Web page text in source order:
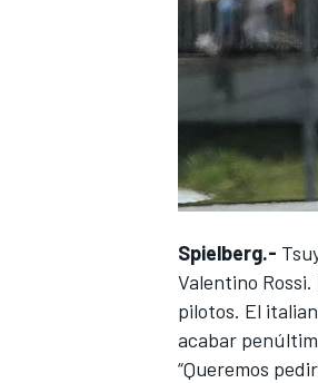
Spielberg.-
Valentino
pilotos. El
acabar
“Queremos